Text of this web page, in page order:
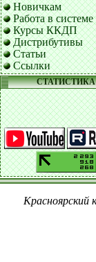
Новичкам
Работа в системе
Курсы ККДП
Дистрибутивы
Статьи
Ссылки
СТАТИСТИКА
Красноярский